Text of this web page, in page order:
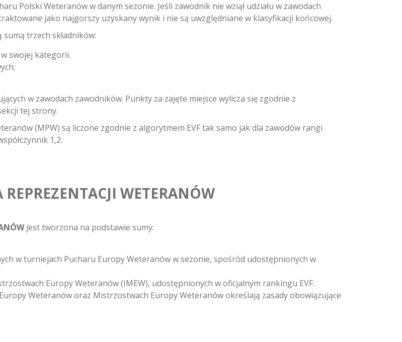
Polski Weteranów w danym sezonie. Jeśli zawodnik nie wziął udziału w zawodach
jako najgorszy uzyskany wynik i nie są uwzględniane w klasyfikacji końcowej.
trzech składników:
swojej kategorii.
w zawodach zawodników. Punkty za zajęte miejsce wylicza się zgodnie z
tej strony.
(MPW) są liczone zgodnie z algorytmem EVF tak samo jak dla zawodów rangi
1,2.
WETERANÓW
jest tworzona na podstawie sumy:
w turniejach Pucharu Europy Weteranów w sezonie, spośród udostępnionych w
Europy Weteranów (IMEW), udostępnionych w oficjalnym rankingu EVF.
Weteranów oraz Mistrzostwach Europy Weteranów określają zasady obowiązujące